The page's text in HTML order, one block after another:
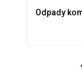
Odpady